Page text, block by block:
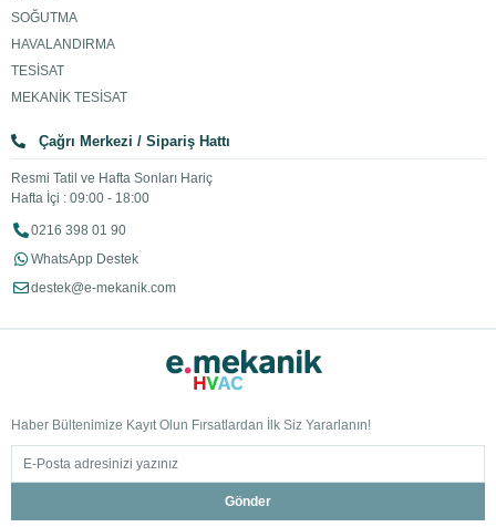
SOĞUTMA
HAVALANDIRMA
TESİSAT
MEKANİK TESİSAT
Çağrı Merkezi / Sipariş Hattı
Resmi Tatil ve Hafta Sonları Hariç
Hafta İçi : 09:00 - 18:00
0216 398 01 90
WhatsApp Destek
destek@e-mekanik.com
Haber Bültenimize Kayıt Olun Fırsatlardan İlk Siz Yararlanın!
Gönder